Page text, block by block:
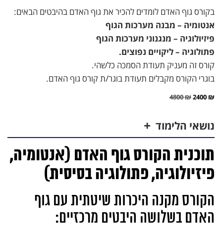
בקורס גוף האדם לומדים להכיר את גוף האדם בהיבטים הבאים:
אנטומיה – מבנה מערכות הגוף
פיזיולוגיה – מנגנוני מערכות הגוף
פתולוגיה – ליקויים נפוצים.
קורס זה מעניק תעודת הסמכה כלשהי.
בוגרי הקורס מקבלים תעודת בוגר/ת קורס גוף האדם.
2400 ₪
4800₪
נושאי הלימוד
תוכנית הקורס גוף האדם (אנטומיה,
פיזיולוגיה, פתולוגיה בסיסית)
הקורס מקנה היכרות שיטתית עם גוף
האדם בשלושה היבטים מרכזיים: